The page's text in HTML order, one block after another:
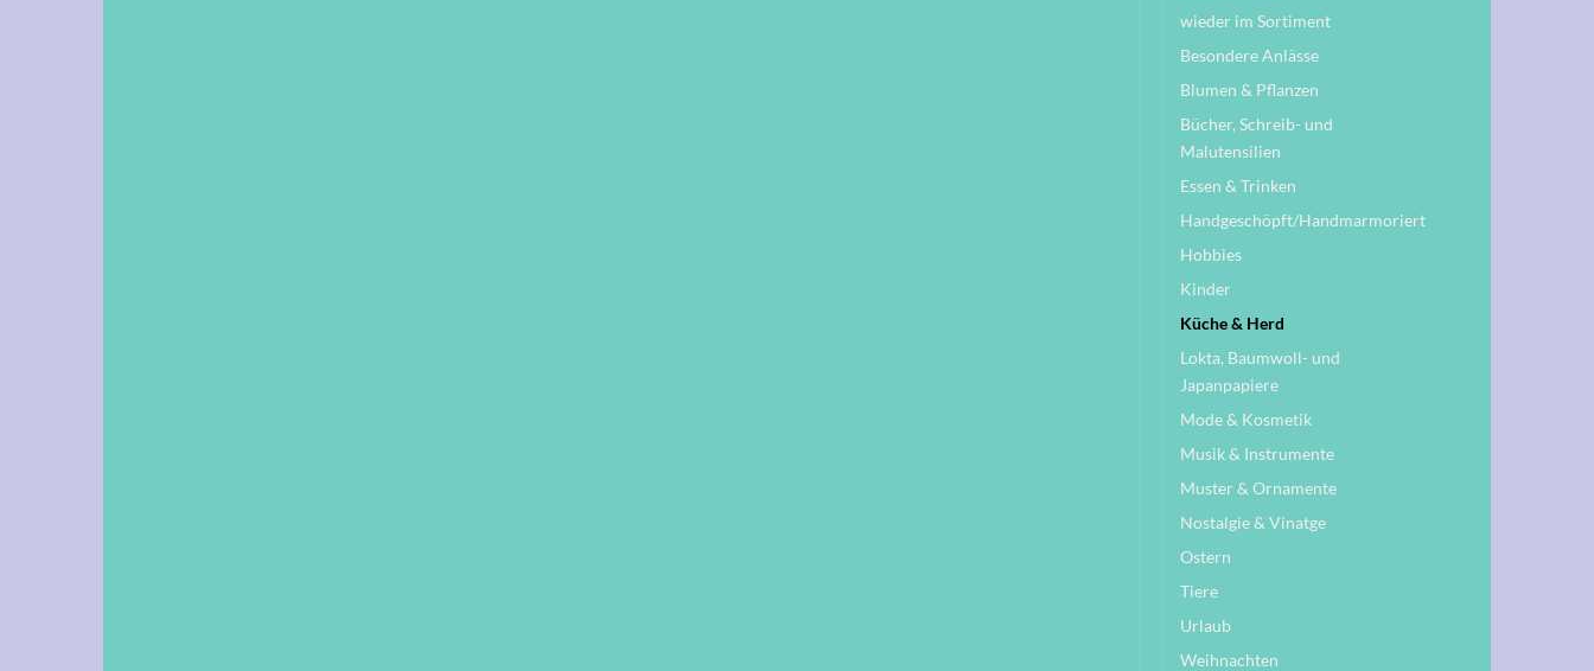
wieder im Sortiment
Besondere Anlässe
Blumen & Pflanzen
Bücher, Schreib- und
Malutensilien
Essen & Trinken
Handgeschöpft/Handmarmoriert
Hobbies
Kinder
Küche & Herd
Lokta, Baumwoll- und
Japanpapiere
Mode & Kosmetik
Musik & Instrumente
Muster & Ornamente
Nostalgie & Vinatge
Ostern
Tiere
Urlaub
Weihnachten